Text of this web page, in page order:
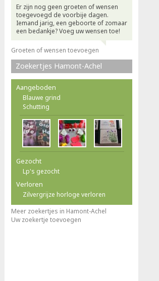
Er zijn nog geen groeten of wensen
toegevoegd de voorbije dagen.
Iemand jarig, een geboorte of zomaar
een bedankje? Voeg uw wensen toe!
Groeten of wensen toevoegen
Zoekertjes Hamont-Achel
Aangeboden
Blauwe grind
Schutting
Gezocht
Lp's gezocht
Verloren
Zilvergrijze horloge verloren
Meer zoekertjes in Hamont-Achel
Uw zoekertje toevoegen